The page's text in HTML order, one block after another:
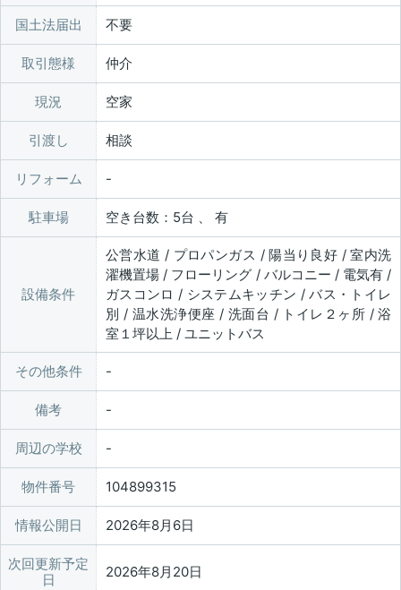
国土法届出 不要
取引態様 仲介
現況 空家
引渡し 相談
リフォーム
駐車場 空き台数：5台 、 有
設備条件
公営水道 / プロパンガス / 陽当り良好 / 室内洗
濯機置場 / フローリング / バルコニー / 電気有 /
ガスコンロ / システムキッチン / バス・トイレ
別 / 温水洗浄便座 / 洗面台 / トイレ２ヶ所 / 浴
室１坪以上 / ユニットバス
その他条件
備考
周辺の学校
物件番号 104899315
情報公開日 2026年8月6日
次回更新予定
日
2026年8月20日